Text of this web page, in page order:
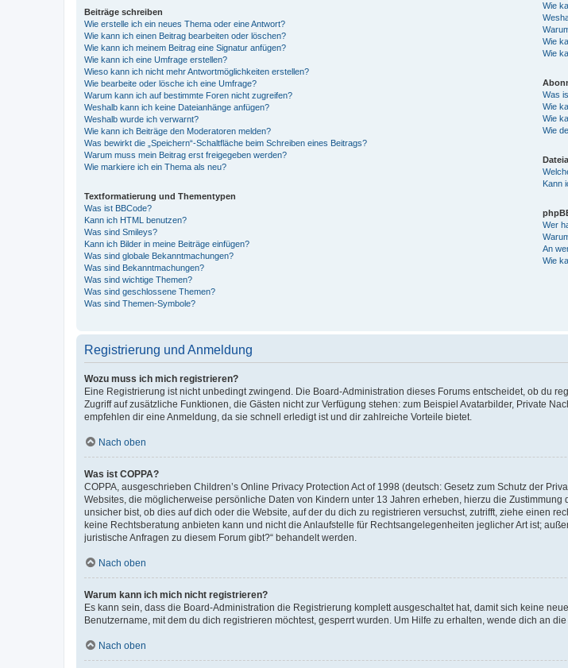
Beiträge schreiben
Wie erstelle ich ein neues Thema oder eine Antwort?
Wie kann ich einen Beitrag bearbeiten oder löschen?
Wie kann ich meinem Beitrag eine Signatur anfügen?
Wie kann ich eine Umfrage erstellen?
Wieso kann ich nicht mehr Antwortmöglichkeiten erstellen?
Wie bearbeite oder lösche ich eine Umfrage?
Warum kann ich auf bestimmte Foren nicht zugreifen?
Weshalb kann ich keine Dateianhänge anfügen?
Weshalb wurde ich verwarnt?
Wie kann ich Beiträge den Moderatoren melden?
Was bewirkt die „Speichern“-Schaltfläche beim Schreiben eines Beitrags?
Warum muss mein Beitrag erst freigegeben werden?
Wie markiere ich ein Thema als neu?
Textformatierung und Thementypen
Was ist BBCode?
Kann ich HTML benutzen?
Was sind Smileys?
Kann ich Bilder in meine Beiträge einfügen?
Was sind globale Bekanntmachungen?
Was sind Bekanntmachungen?
Was sind wichtige Themen?
Was sind geschlossene Themen?
Was sind Themen-Symbole?
Wie
Wie
Wie
Was
Wie
Wie
Wie
Kann
Wer
An
Wie
Registrierung und Anmeldung
Wozu muss ich mich registrieren?
Eine Registrierung ist nicht unbedingt zwingend. Die Board-Administration dieses Forums entscheidet, ob du
Zugriff auf zusätzliche Funktionen, die Gästen nicht zur Verfügung stehen: zum Beispiel Avatarbilder, Private
empfehlen dir eine Anmeldung, da sie schnell erledigt ist und dir zahlreiche Vorteile bietet.
Nach oben
Was ist COPPA?
COPPA, ausgeschrieben Children’s Online Privacy Protection Act of 1998 (deutsch: Gesetz zum Schutz der
Websites, die möglicherweise persönliche Daten von Kindern unter 13 Jahren erheben, hierzu die
unsicher bist, ob dies auf dich oder die Website, auf der du dich zu registrieren versuchst, zutrifft, ziehe einen
keine Rechtsberatung anbieten kann und nicht die Anlaufstelle für Rechtsangelegenheiten jeglicher Art ist;
juristische Anfragen zu diesem Forum gibt?“ behandelt werden.
Nach oben
Warum kann ich mich nicht registrieren?
Es kann sein, dass die Board-Administration die Registrierung komplett ausgeschaltet hat, damit sich keine
Benutzername, mit dem du dich registrieren möchtest, gesperrt wurden. Um Hilfe zu erhalten, wende dich an
Nach oben